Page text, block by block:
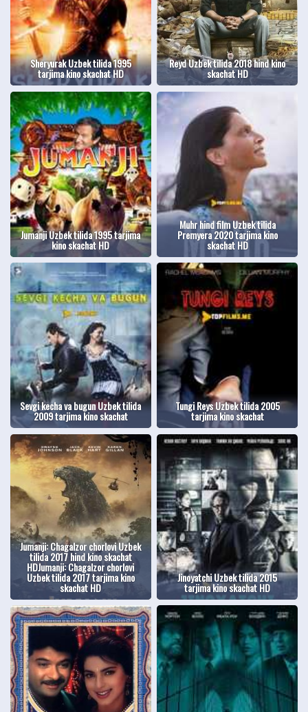
Sheryurak Uzbek tilida 1995
tarjima kino skachat HD
Reyd Uzbek tilida 2018 hind kino
skachat HD
Jumanji Uzbek tilida 1995 tarjima
kino skachat HD
Muhr hind film Uzbek tilida
Premyera 2020 tarjima kino
skachat HD
Sevgi kecha va bugun Uzbek tilida
2009 tarjima kino skachat
Tungi Reys Uzbek tilida 2005
tarjima kino skachat
Jumanji: Chagalzor chorlovi Uzbek
tilida 2017 hind kino skachat
HDJumanji: Chagalzor chorlovi
Uzbek tilida 2017 tarjima kino
skachat HD
Jinoyatchi Uzbek tilida 2015
tarjima kino skachat HD